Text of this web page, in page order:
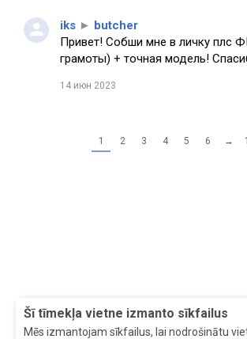
Šī tīmekļa vietne izmanto sīkfailus
Mēs izmantojam sīkfailus, lai nodrošinātu
iks ► butcher
Привет! Собши мне в личку плс
грамоты) + точная модель!
14 июн 2023
1 2 3 4 5 6 →